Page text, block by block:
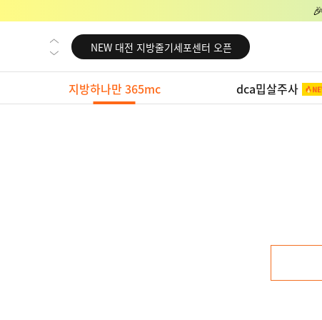
NEW 교대 지방줄기세포센터 오픈
NEW 대전 지방줄기세포센터 오픈
NEW 노원 지방줄기세포센터 오픈
NEW 미국 LA점 오픈
지방하나만 365mc dca밉살주사